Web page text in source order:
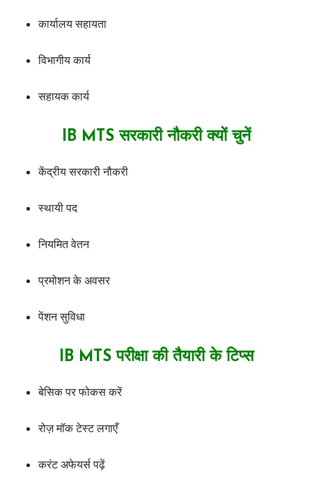
कार्यालय सहायता
विभागीय कार्य
सहायक कार्य
IB MTS सरकारी नौकरी क्यों चुनें
केंद्रीय सरकारी नौकरी
स्थायी पद
नियमित वेतन
प्रमोशन के अवसर
पेंशन सुविधा
IB MTS परीक्षा की तैयारी के टिप्स
बेसिक पर फोकस करें
रोज़ मॉक टेस्ट लगाएँ
करंट अफेयर्स पढ़ें